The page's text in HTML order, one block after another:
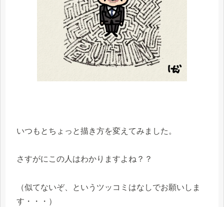
いつもとちょっと描き方を変えてみました。
さすがにこの人はわかりますよね？？
（似てないぞ、というツッコミはなしでお願いしま
す・・・）